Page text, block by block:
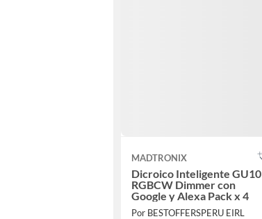
MADTRONIX
Dicroico Inteligente GU10
RGBCW Dimmer con
Google y Alexa Pack x 4
Por BESTOFFERSPERU EIRL